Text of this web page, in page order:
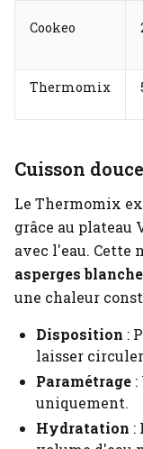
Cookeo
Thermomix
Cuisson
Le Thermomix
grâce au plateau
avec l'eau. Cette
asperges
une chaleur
Disposition :
laisser
Paramétrage
uniquement.
Hydratation :